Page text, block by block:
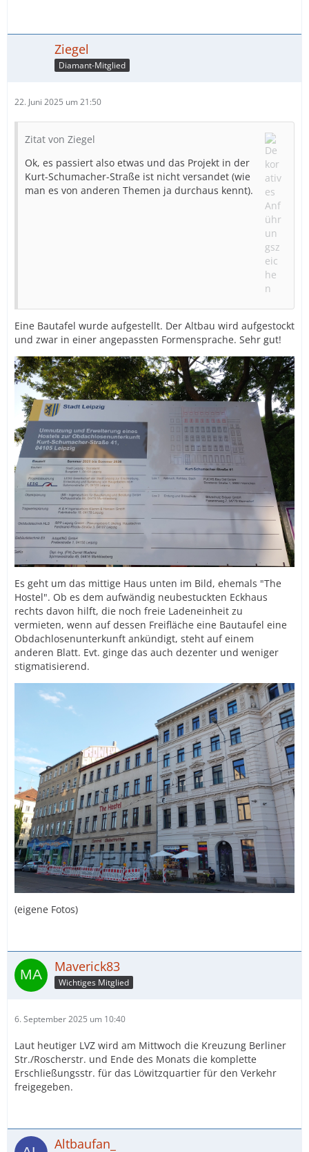
Ziegel
Diamant-Mitglied
22. Juni 2025 um 21:50
Zitat von Ziegel
Ok, es passiert also etwas und das Projekt in der
Kurt-Schumacher-Straße ist nicht versandet (wie
man es von anderen Themen ja durchaus kennt).
Eine Bautafel wurde aufgestellt. Der Altbau wird aufgestockt
und zwar in einer angepassten Formensprache. Sehr gut!
Es geht um das mittige Haus unten im Bild, ehemals "The
Hostel". Ob es dem aufwändig neubestuckten Eckhaus
rechts davon hilft, die noch freie Ladeneinheit zu
vermieten, wenn auf dessen Freifläche eine Bautaufel eine
Obdachlosenunterkunft ankündigt, steht auf einem
anderen Blatt. Evt. ginge das auch dezenter und weniger
stigmatisierend.
(eigene Fotos)
Maverick83
Wichtiges Mitglied
6. September 2025 um 10:40
Laut heutiger LVZ wird am Mittwoch die Kreuzung Berliner
Str./Roscherstr. und Ende des Monats die komplette
Erschließungsstr. für das Löwitzquartier für den Verkehr
freigegeben.
Altbaufan_